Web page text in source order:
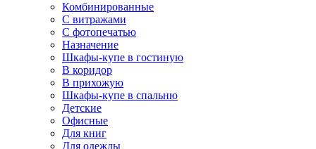
Комбинированные
С витражами
С фотопечатью
Назначение
Шкафы-купе в гостиную
В коридор
В прихожую
Шкафы-купе в спальню
Детские
Офисные
Для книг
Для одежды